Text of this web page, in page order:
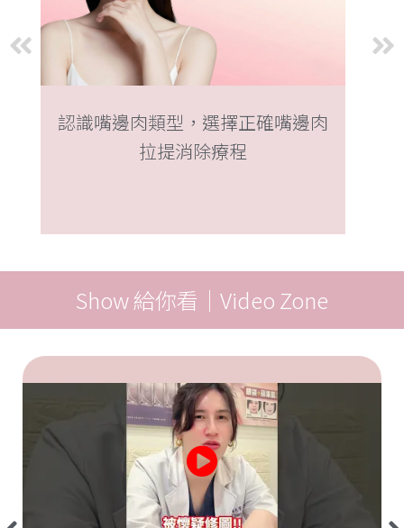
認識嘴邊肉類型，選擇正確嘴邊肉
拉提消除療程
Show 給你看｜Video Zone